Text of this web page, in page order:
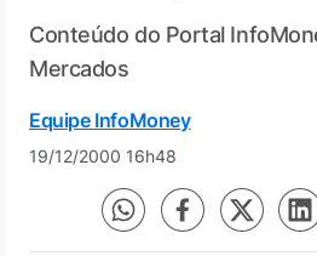
Conteúdo do Portal
Mercados
Equipe InfoMoney
19/12/2000 16h48